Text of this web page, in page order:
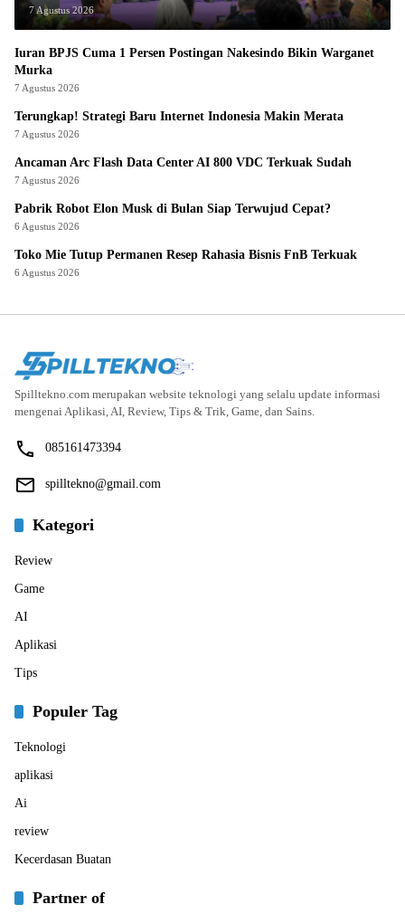
7 Agustus 2026
Iuran BPJS Cuma 1 Persen Postingan Nakesindo Bikin Warganet
Murka
7 Agustus 2026
Terungkap! Strategi Baru Internet Indonesia Makin Merata
7 Agustus 2026
Ancaman Arc Flash Data Center AI 800 VDC Terkuak Sudah
7 Agustus 2026
Pabrik Robot Elon Musk di Bulan Siap Terwujud Cepat?
6 Agustus 2026
Toko Mie Tutup Permanen Resep Rahasia Bisnis FnB Terkuak
6 Agustus 2026
Spilltekno.com merupakan website teknologi yang selalu update informasi
mengenai Aplikasi, AI, Review, Tips & Trik, Game, dan Sains.
085161473394
spilltekno@gmail.com
Kategori
Review
Game
AI
Aplikasi
Tips
Populer Tag
Teknologi
aplikasi
Ai
review
Kecerdasan Buatan
Partner of